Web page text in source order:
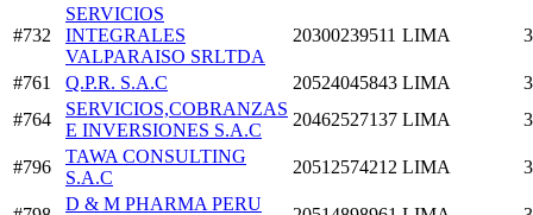
#732
SERVICIOS
INTEGRALES
VALPARAISO SRLTDA
20300239511 LIMA
#761 Q.P.R. S.A.C 20524045843 LIMA
#764
SERVICIOS,COBRANZAS
E INVERSIONES S.A.C
20462527137 LIMA
#796
TAWA CONSULTING
S.A.C
20512574212 LIMA
D & M PHARMA PERU